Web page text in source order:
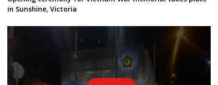
in Sunshine, Victoria